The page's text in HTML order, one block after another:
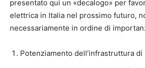
presentato qui un «decalogo» per
elettrica in Italia nel prossimo futuro,
necessariamente in ordine di
Potenziamento dell’infrastruttura di